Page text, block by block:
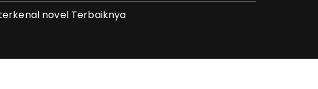
novel Terbaiknya